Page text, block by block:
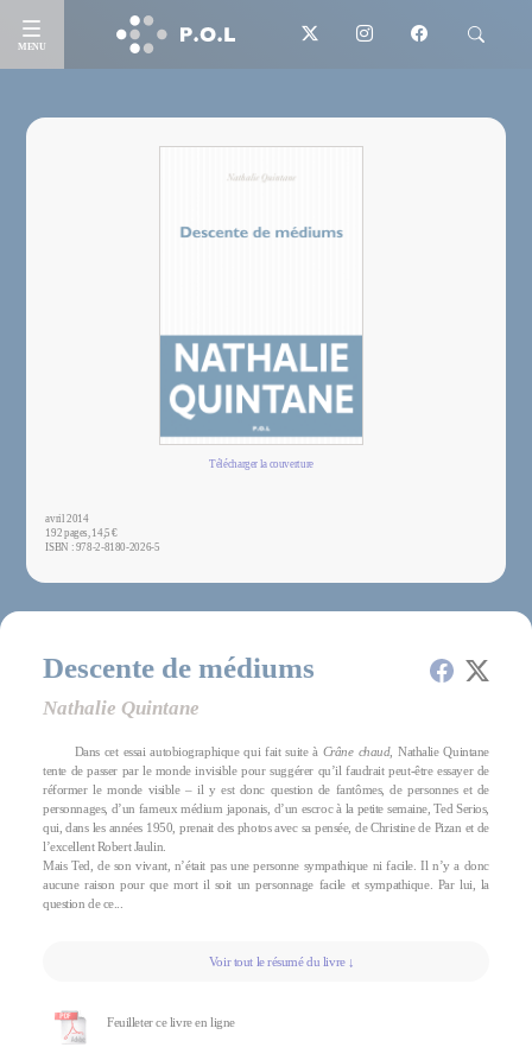
MENU
Télécharger la couverture
avril 2014
192 pages, 14,5 €
ISBN : 978-2-8180-2026-5
Descente de médiums
Nathalie Quintane
Dans cet essai autobiographique qui fait suite à Crâne chaud, Nathalie Quintane
tente de passer par le monde invisible pour suggérer qu’il faudrait peut-être essayer de
réformer le monde visible – il y est donc question de fantômes, de personnes et de
personnages, d’un fameux médium japonais, d’un escroc à la petite semaine, Ted Serios,
qui, dans les années 1950, prenait des photos avec sa pensée, de Christine de Pizan et de
l’excellent Robert Jaulin.
Mais Ted, de son vivant, n’était pas une personne sympathique ni facile. Il n’y a donc
aucune raison pour que mort il soit un personnage facile et sympathique. Par lui, la
question de ce...
Voir tout le résumé du livre ↓
Feuilleter ce livre en ligne